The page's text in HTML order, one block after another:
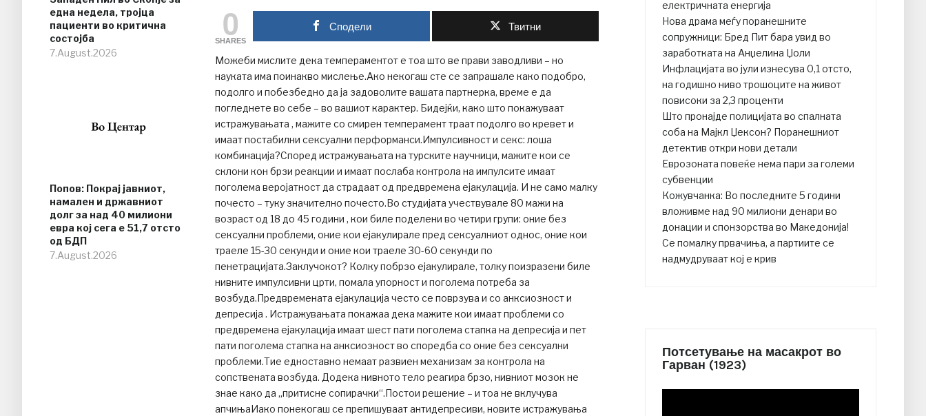
една недела, тројца
пациенти во критична
состојба
7.August.2026
Попов: Покрај јавниот,
намален и државниот
долг за над 40 милиони
евра кој сега е 51,7 отсто
од БДП
7.August.2026
0
SHARES
Сподели Твитни
Можеби мислите дека темпераментот е тоа што ве прави заводливи – но
науката има поинакво мислење.Ако некогаш сте се запрашале како подобро,
подолго и побезбедно да ја задоволите вашата партнерка, време е да
погледнете во себе – во вашиот карактер. Бидејќи, како што покажуваат
истражувањата , мажите со смирен темперамент траат подолго во кревет и
имаат постабилни сексуални перформанси.Импулсивност и секс: лоша
комбинација?Според истражувањата на турските научници, мажите кои се
склони кон брзи реакции и имаат послаба контрола на импулсите имаат
поголема веројатност да страдаат од предвремена ејакулација. И не само малку
почесто – туку значително почесто.Во студијата учествувале 80 мажи на
возраст од 18 до 45 години , кои биле поделени во четири групи: оние без
сексуални проблеми, оние кои ејакулирале пред сексуалниот однос, оние кои
траеле 15-30 секунди и оние кои траеле 30-60 секунди по
пенетрацијата.Заклучокот? Колку побрзо ејакулирале, толку поизразени биле
нивните импулсивни црти, помала упорност и поголема потреба за
возбуда.Предвремената ејакулација често се поврзува и со анксиозност и
депресија . Истражувањата покажаа дека мажите кои имаат проблеми со
предвремена ејакулација имаат шест пати поголема стапка на депресија и пет
пати поголема стапка на анксиозност во споредба со оние без сексуални
проблеми.Тие едноставно немаат развиен механизам за контрола на
сопствената возбуда. Додека нивното тело реагира брзо, нивниот мозок не
знае како да „притисне сопирачки“.Постои решение – и тоа не вклучува
апчињаИако понекогаш се препишуваат антидепресиви, новите истражувања
електричната енергија
Нова драма меѓу поранешните
сопружници: Бред Пит бара увид во
заработката на Анџелина Џоли
Инфлацијата во јули изнесува 0,1 отсто,
на годишно ниво трошоците на живот
повисоки за 2,3 проценти
Што пронајде полицијата во спалната
соба на Мајкл Џексон? Поранешниот
детектив откри нови детали
Еврозоната повеќе нема пари за големи
субвенции
Кожувчанка: Во последните 5 години
вложивме над 90 милиони денари во
донации и спонзорства во Македонија!
Се помалку првачиња, а партиите се
надмудруваат кој е крив
Потсетување на масакрот во
Гарван (1923)